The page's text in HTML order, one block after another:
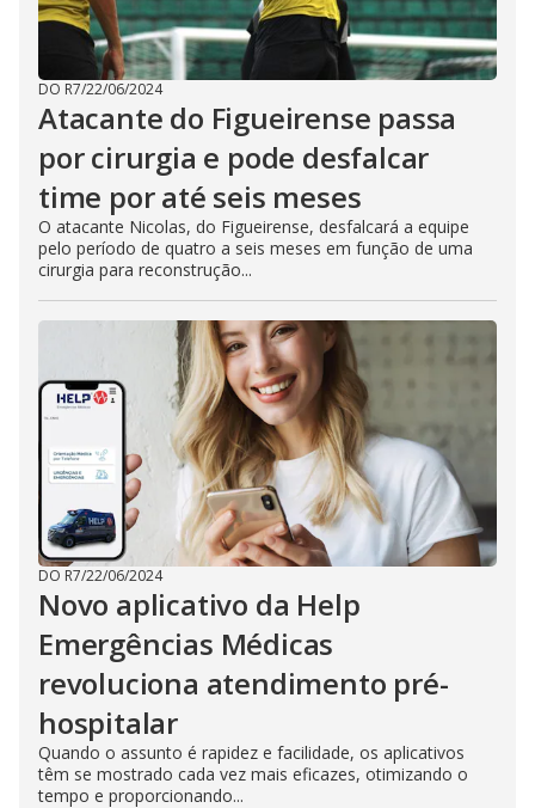
DO R7/22/06/2024
Atacante do Figueirense passa
por cirurgia e pode desfalcar
time por até seis meses
O atacante Nicolas, do Figueirense, desfalcará a equipe
pelo período de quatro a seis meses em função de uma
cirurgia para reconstrução...
DO R7/22/06/2024
Novo aplicativo da Help
Emergências Médicas
revoluciona atendimento pré-
hospitalar
Quando o assunto é rapidez e facilidade, os aplicativos
têm se mostrado cada vez mais eficazes, otimizando o
tempo e proporcionando...